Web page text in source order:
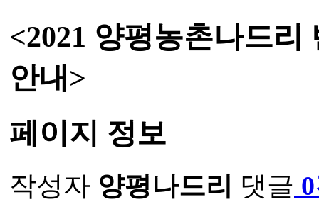
<2021 양평농촌나드
안내>
페이지 정보
작성자 양평나드리 댓글